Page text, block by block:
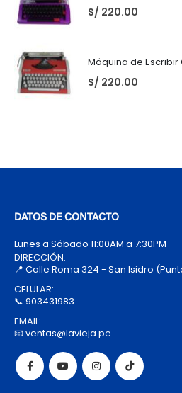
S/ 220.00
Máquina de Escribir
S/ 220.00
DATOS DE CONTACTO
Lunes a Sábado 11:00AM a 7:30PM
DIRECCIÓN:
📍 Calle Roma 324 - San Isidro
CELULAR:
📞 903431983
EMAIL:
📧 ventas@lavieja.pe